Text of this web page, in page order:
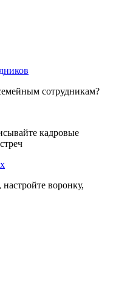
сотрудникам?
кадровые
воронку,